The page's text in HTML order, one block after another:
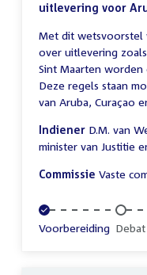
uitlevering voor
Met dit wetsvoorstel
over uitlevering
Sint Maarten worden
Deze regels staan
van Aruba, Curaçao
Indiener D.M. van
minister van Justitie
Commissie Vaste
Voltooid:
Voorbereiding Debat